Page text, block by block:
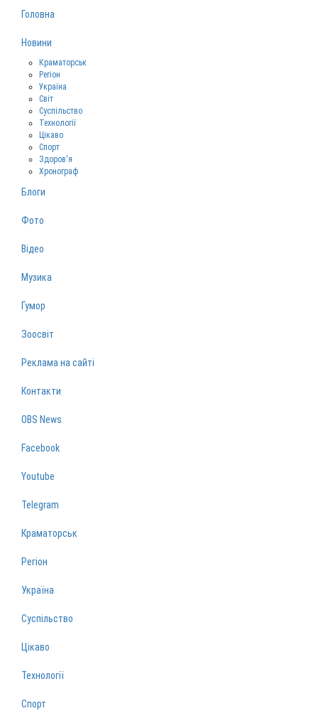
Головна
Новини
Краматорськ
Регіон
Україна
Світ
Суспільство
Технології
Цікаво
Спорт
Здоров‘я
Хронограф
Блоги
Фото
Відео
Музика
Гумор
Зоосвіт
Реклама на сайті
Контакти
OBS News
Facebook
Youtube
Telegram
Краматорськ
Регіон
Україна
Суспільство
Цікаво
Технології
Спорт